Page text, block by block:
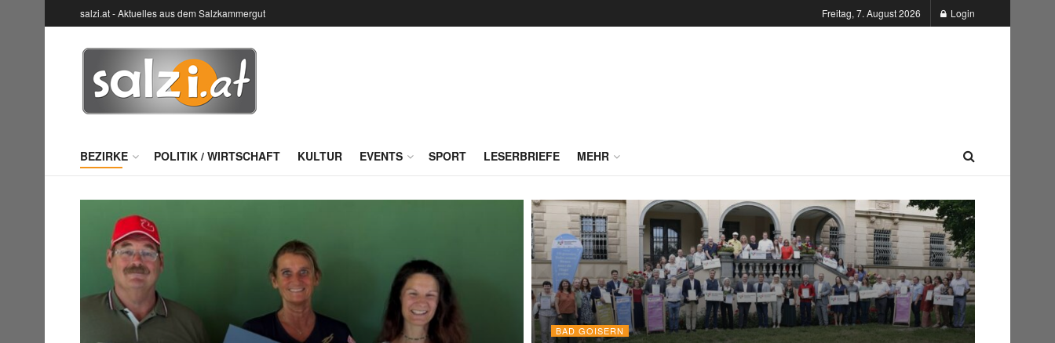
salzi.at - Aktuelles aus dem Salzkammergut Freitag, 7. August 2026 Login
BEZIRKE POLITIK / WIRTSCHAFT KULTUR EVENTS SPORT LESERBRIEFE MEHR
BAD GOISERN